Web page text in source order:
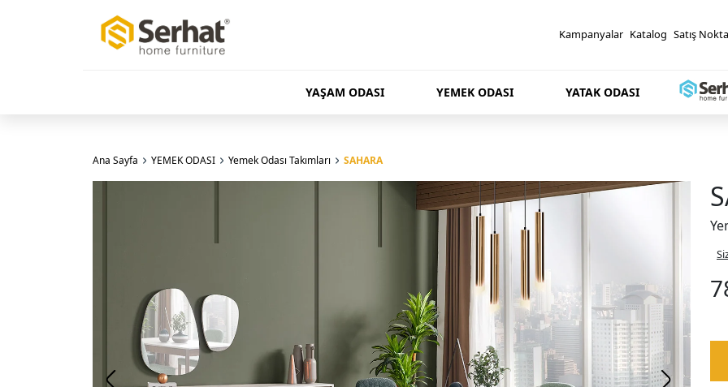
Kampanyalar Katalog Satış
YAŞAM ODASI YEMEK ODASI YATAK ODASI
Ana Sayfa YEMEK ODASI Yemek Odası Takımları SAHARA